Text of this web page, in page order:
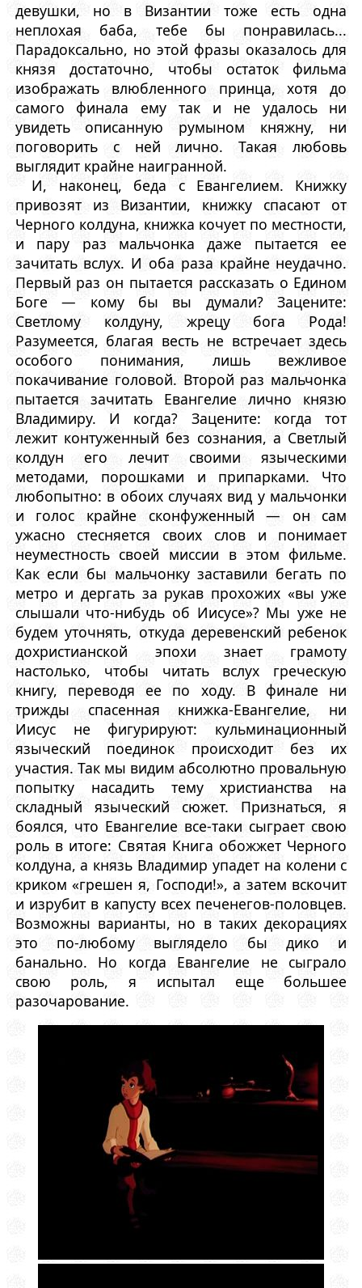
девушки, но в Византии тоже есть одна
неплохая баба, тебе бы понравилась...
Парадоксально, но этой фразы оказалось для
князя достаточно, чтобы остаток фильма
изображать влюбленного принца, хотя до
самого финала ему так и не удалось ни
увидеть описанную румыном княжну, ни
поговорить с ней лично. Такая любовь
выглядит крайне наигранной.
И, наконец, беда с Евангелием. Книжку
привозят из Византии, книжку спасают от
Черного колдуна, книжка кочует по местности,
и пару раз мальчонка даже пытается ее
зачитать вслух. И оба раза крайне неудачно.
Первый раз он пытается рассказать о Едином
Боге — кому бы вы думали? Зацените:
Светлому колдуну, жрецу бога Рода!
Разумеется, благая весть не встречает здесь
особого понимания, лишь вежливое
покачивание головой. Второй раз мальчонка
пытается зачитать Евангелие лично князю
Владимиру. И когда? Зацените: когда тот
лежит контуженный без сознания, а Светлый
колдун его лечит своими языческими
методами, порошками и припарками. Что
любопытно: в обоих случаях вид у мальчонки
и голос крайне сконфуженный — он сам
ужасно стесняется своих слов и понимает
неуместность своей миссии в этом фильме.
Как если бы мальчонку заставили бегать по
метро и дергать за рукав прохожих «вы уже
слышали что-нибудь об Иисусе»? Мы уже не
будем уточнять, откуда деревенский ребенок
дохристианской эпохи знает грамоту
настолько, чтобы читать вслух греческую
книгу, переводя ее по ходу. В финале ни
трижды спасенная книжка-Евангелие, ни
Иисус не фигурируют: кульминационный
языческий поединок происходит без их
участия. Так мы видим абсолютно провальную
попытку насадить тему христианства на
складный языческий сюжет. Признаться, я
боялся, что Евангелие все-таки сыграет свою
роль в итоге: Святая Книга обожжет Черного
колдуна, а князь Владимир упадет на колени с
криком «грешен я, Господи!», а затем вскочит
и изрубит в капусту всех печенегов-половцев.
Возможны варианты, но в таких декорациях
это по-любому выглядело бы дико и
банально. Но когда Евангелие не сыграло
свою роль, я испытал еще большее
разочарование.